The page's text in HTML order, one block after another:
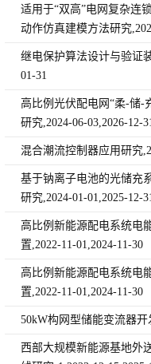
适用于“双高”电网复杂连
动作仿真建模方法研究
继电保护算法设计与验证
01-31
高比例光伏配电网“柔-储-
研究,2024-06-03,2026-12-
混合潮流控制器应用研究
基于钠离子电池的光储充
研究,2024-01-01,2025-12-
高比例新能源配电系统电
置,2022-11-01,2024-11-30
高比例新能源配电系统电
置,2022-11-01,2024-11-30
50kW构网型储能变流器开
西部大规模新能源基地外